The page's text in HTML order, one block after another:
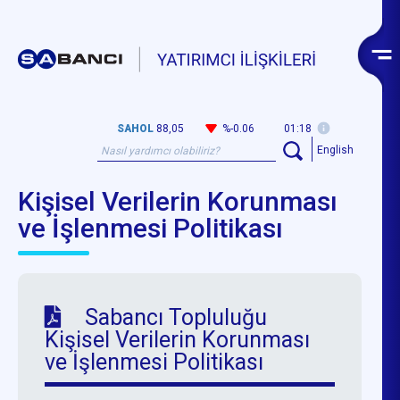
SAHOL 88,05 %-0.06
01:18
English
Kişisel Verilerin Korunması
ve İşlenmesi Politikası
Sabancı Topluluğu
Kişisel Verilerin Korunması
ve İşlenmesi Politikası